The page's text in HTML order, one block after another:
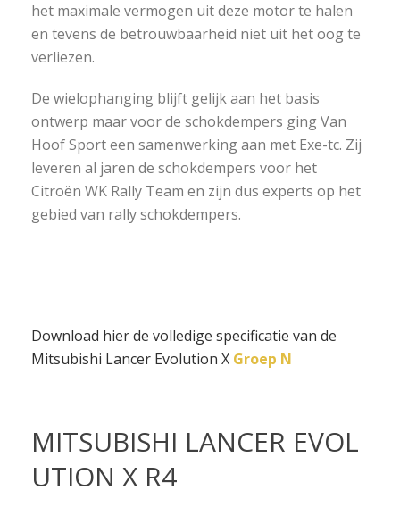
het maximale vermogen uit deze motor te halen
en tevens de betrouwbaarheid niet uit het oog te
verliezen.
De wielophanging blijft gelijk aan het basis
ontwerp maar voor de schokdempers ging Van
Hoof Sport een samenwerking aan met Exe-tc. Zij
leveren al jaren de schokdempers voor het
Citroën WK Rally Team en zijn dus experts op het
gebied van rally schokdempers.
Download hier de volledige specificatie van de
Mitsubishi Lancer Evolution X Groep N
MITSUBISHI LANCER EVOL
UTION X R4